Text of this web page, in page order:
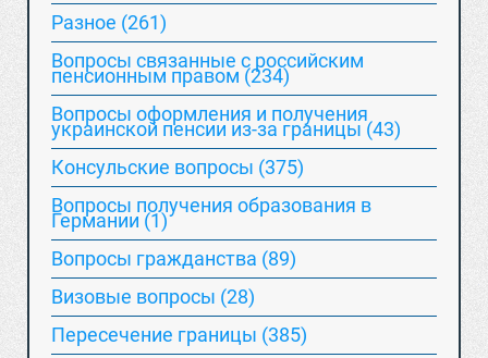
Разное (261)
Вопросы связанные с российским
пенсионным правом (234)
Вопросы оформления и получения
украинской пенсии из-за границы (43)
Консульские вопросы (375)
Вопросы получения образования в
Германии (1)
Вопросы гражданства (89)
Визовые вопросы (28)
Пересечение границы (385)